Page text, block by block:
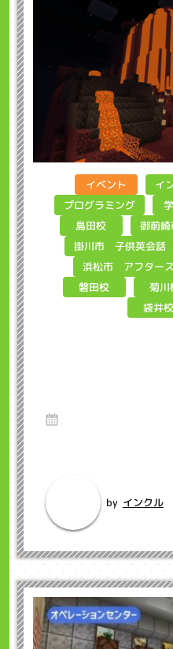
イベント イ
プログラミング
島田校 御前
掛川市 子供英会話
浜松市 アフター
磐田校 菊川
袋井校
by インクル